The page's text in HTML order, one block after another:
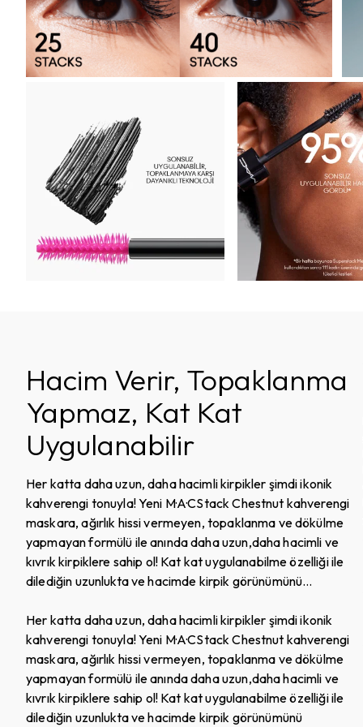
Hacim Verir, Topaklanma
Yapmaz, Kat Kat
Uygulanabilir
Her katta daha uzun, daha hacimli kirpikler şimdi ikonik
kahverengi tonuyla! Yeni M·A·CStack Chestnut kahverengi
maskara, ağırlık hissi vermeyen, topaklanma ve dökülme
yapmayan formülü ile anında daha uzun,daha hacimli ve
kıvrık kirpiklere sahip ol! Kat kat uygulanabilme özelliği ile
dilediğin uzunlukta ve hacimde kirpik görünümünü
Superstack Mega Fırça sayesinde kirpiklerinde yeni
kahverengi tonuyla kusursuz görünümler yarat! Benzersiz
ruh halinizi göstermenizi sağlayacak, ikonik dudak kalemi
Chestnut'tan esinlenerek tasarlanmış M·A·CStack Chestnut
Kahverengi Maskara'yı hemen keşfet!<P>M·A·CStack
Maskara ile her katta daha uzun, daha hacimli kirpikler!
Her katta daha uzun, daha hacimli kirpikler şimdi ikonik
kahverengi tonuyla! Yeni M·A·CStack Chestnut kahverengi
maskara, ağırlık hissi vermeyen, topaklanma ve dökülme
yapmayan formülü ile anında daha uzun,daha hacimli ve
kıvrık kirpiklere sahip ol! Kat kat uygulanabilme özelliği ile
dilediğin uzunlukta ve hacimde kirpik görünümünü